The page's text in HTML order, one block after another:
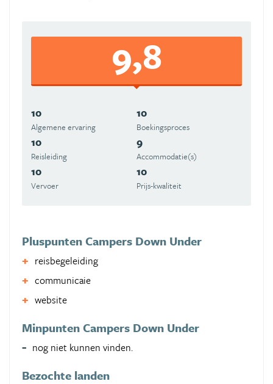
9,8
10
Algemene ervaring
10
Boekingsproces
10
Reisleiding
9
Accommodatie(s)
10
Vervoer
10
Prijs-kwaliteit
Pluspunten Campers Down Under
reisbegeleiding
communicaie
website
Minpunten Campers Down Under
nog niet kunnen vinden.
Bezochte landen